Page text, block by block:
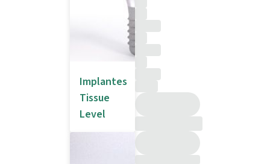
Implantes
Tissue
Level